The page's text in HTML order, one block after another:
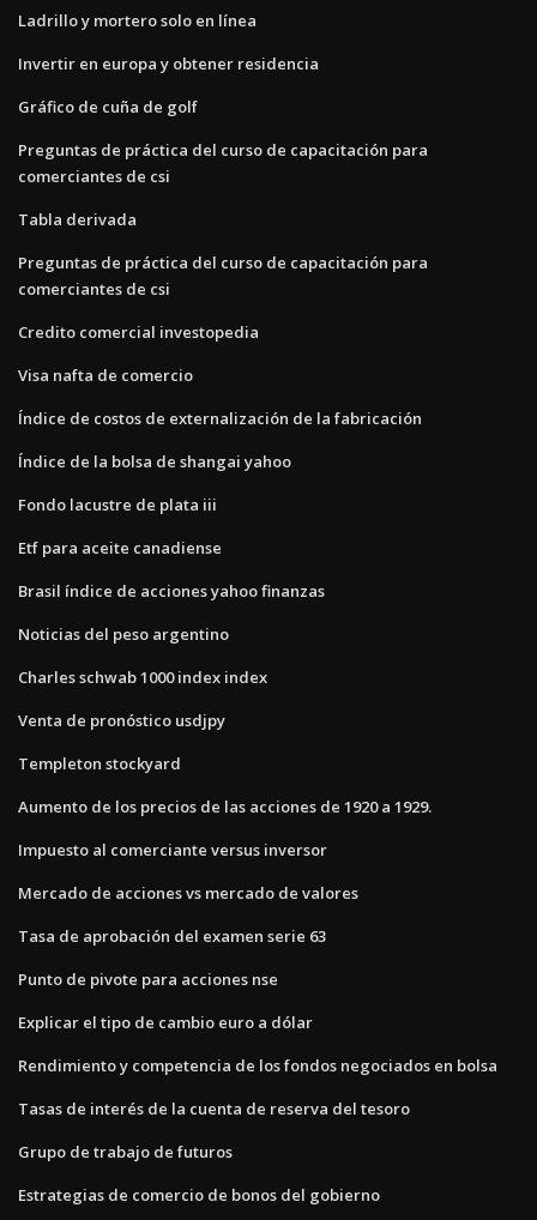
Ladrillo y mortero solo en línea
Invertir en europa y obtener residencia
Gráfico de cuña de golf
Preguntas de práctica del curso de capacitación para
comerciantes de csi
Tabla derivada
Preguntas de práctica del curso de capacitación para
comerciantes de csi
Credito comercial investopedia
Visa nafta de comercio
Índice de costos de externalización de la fabricación
Índice de la bolsa de shangai yahoo
Fondo lacustre de plata iii
Etf para aceite canadiense
Brasil índice de acciones yahoo finanzas
Noticias del peso argentino
Charles schwab 1000 index index
Venta de pronóstico usdjpy
Templeton stockyard
Aumento de los precios de las acciones de 1920 a 1929.
Impuesto al comerciante versus inversor
Mercado de acciones vs mercado de valores
Tasa de aprobación del examen serie 63
Punto de pivote para acciones nse
Explicar el tipo de cambio euro a dólar
Rendimiento y competencia de los fondos negociados en bolsa
Tasas de interés de la cuenta de reserva del tesoro
Grupo de trabajo de futuros
Estrategias de comercio de bonos del gobierno